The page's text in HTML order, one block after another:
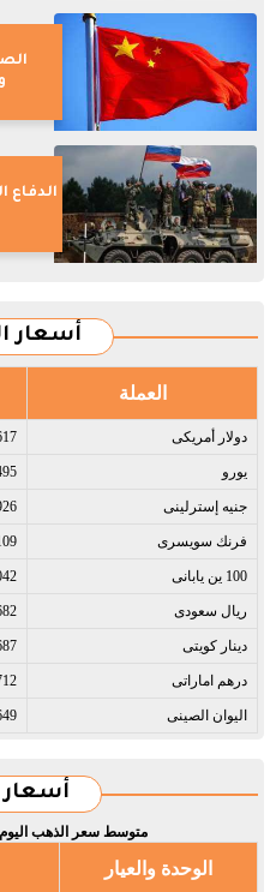
الدفاع
أسعار
العملة
دولار أمريكى​
يورو​
جنيه إسترلينى​
فرنك سويسرى​
100 ين يابانى​
ريال سعودى​
دينار كويتى​
درهم اماراتى​
اليوان الصينى​
أسعار
متوسط سعر الذهب اليوم
الوحدة والعيار